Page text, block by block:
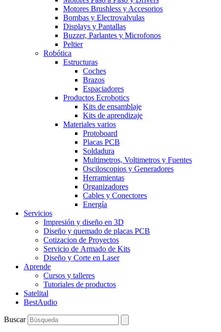
Motores Brushless y Accesorios
Bombas y Electrovalvulas
Displays y Pantallas
Buzzer, Parlantes y Microfonos
Peltier
Robótica
Estructuras
Coches
Brazos
Espaciadores
Productos Ecrobotics
Kits de ensamblaje
Kits de aprendizaje
Materiales varios
Protoboard
Placas PCB
Soldadura
Multimetros, Voltimetros y Fuentes
Osciloscopios y Generadores
Herramientas
Organizadores
Cables y Conectores
Energía
Servicios
Impresión y diseño en 3D
Diseño y quemado de placas PCB
Cotizacion de Proyectos
Servicio de Armado de Kits
Diseño y Corte en Laser
Aprende
Cursos y talleres
Tutoriales de productos
Satelital
BestAudio
Buscar